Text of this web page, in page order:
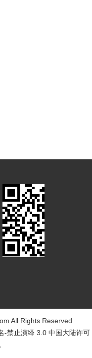
All Rights Reserved
-禁止演绎 3.0 中国大陆许可